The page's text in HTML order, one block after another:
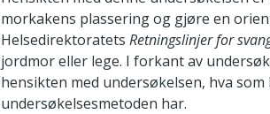
morkakens plassering og gjøre en
Helsedirektoratets Retningslinjer for
jordmor eller lege. I forkant av
hensikten med undersøkelsen, hva
undersøkelsesmetoden har.